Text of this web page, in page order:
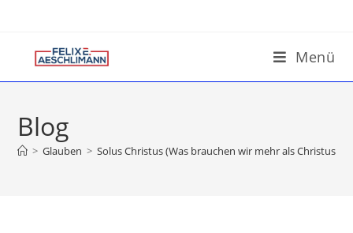
Menü
Blog
> Glauben > Solus Christus (Was brauchen wir mehr als Christus